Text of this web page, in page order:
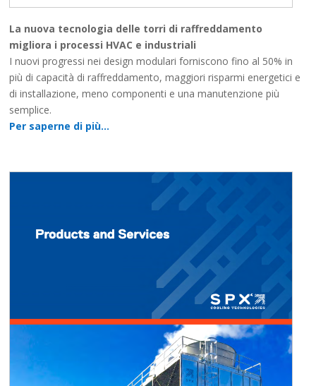
La nuova tecnologia delle torri di raffreddamento
migliora i processi HVAC e industriali
I nuovi progressi nei design modulari forniscono fino al 50% in
più di capacità di raffreddamento, maggiori risparmi energetici e
di installazione, meno componenti e una manutenzione più
semplice.
Per saperne di più…